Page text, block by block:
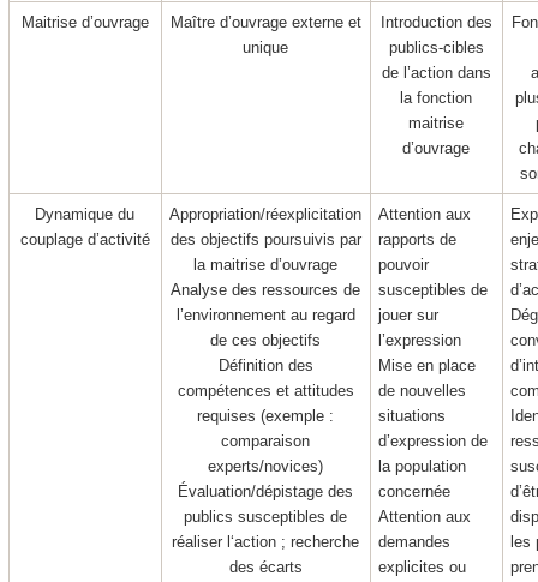
Maitrise d’ouvrage
Maître d’ouvrage externe et
unique
Introduction des
publics-cibles
de l’action dans
la fonction
maitrise
d’ouvrage
Dynamique du
couplage d’activité
Appropriation/réexplicitation
des objectifs poursuivis par
la maitrise d’ouvrage
Analyse des ressources de
l’environnement au regard
de ces objectifs
Définition des
compétences et attitudes
requises (exemple :
comparaison
experts/novices)
Évaluation/dépistage des
publics susceptibles de
réaliser l‘action ; recherche
des écarts
Attention aux
rapports de
pouvoir
susceptibles de
jouer sur
l’expression
Mise en place
de nouvelles
situations
d’expression de
la population
concernée
Attention aux
demandes
explicites ou
les